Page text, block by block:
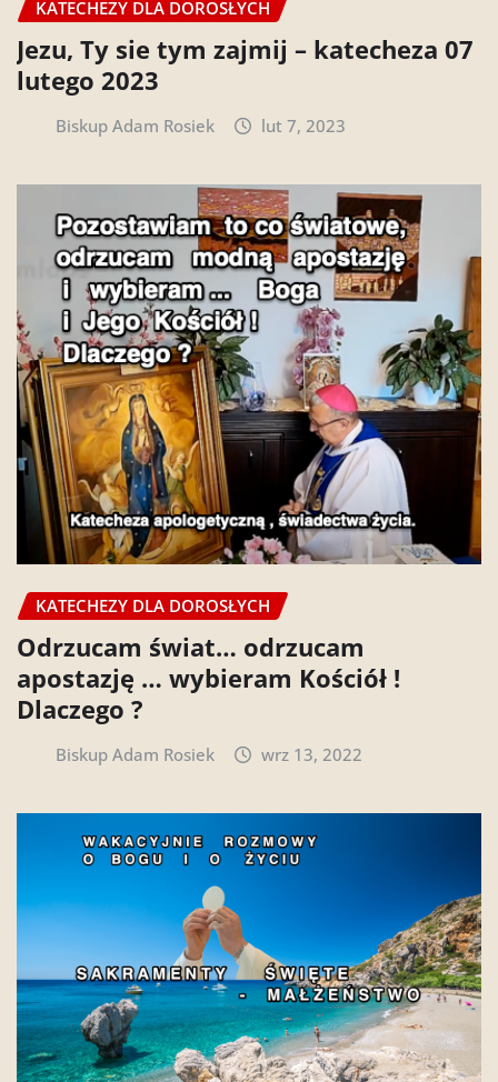
KATECHEZY DLA DOROSŁYCH
Jezu, Ty sie tym zajmij – katecheza 07
lutego 2023
Biskup Adam Rosiek lut 7, 2023
KATECHEZY DLA DOROSŁYCH
Odrzucam świat… odrzucam
apostazję … wybieram Kościół !
Dlaczego ?
Biskup Adam Rosiek wrz 13, 2022